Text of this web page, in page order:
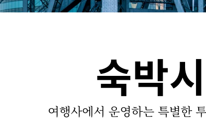
숙박
여행사에서 운영하는 특별한